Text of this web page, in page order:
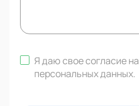
Я даю свое согласие на
персональных данных.